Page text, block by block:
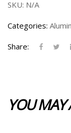
SKU: N/A
Categories:
Share:
YOU MAY